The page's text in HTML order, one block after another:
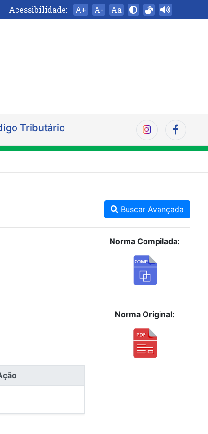
Acessibilidade: A+ A- Aa
Tributário
Buscar Avançada
Norma Compilada:
Norma Original: